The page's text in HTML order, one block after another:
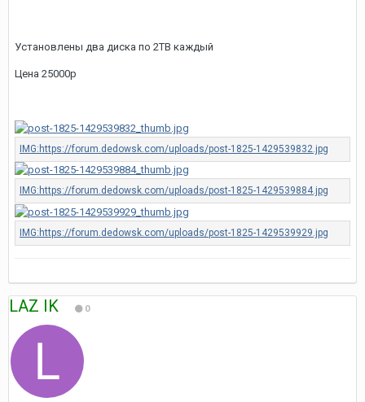
Установлены два диска по 2TB каждый
Цена 25000р
LAZ IK 0